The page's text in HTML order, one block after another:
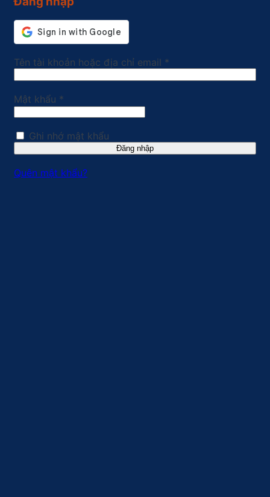
Tên tài khoản hoặc địa chỉ email *
Mật khẩu *
buộc
Ghi nhớ mật khẩu
Đăng nhập
Quên mật khẩu?